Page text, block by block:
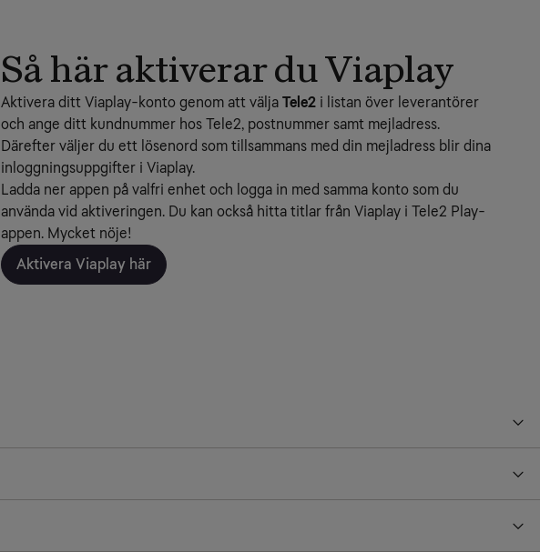
Så här aktiverar du Viaplay
Aktivera ditt Viaplay-konto genom att välja Tele2 i listan över leverantörer
och ange ditt kundnummer hos Tele2, postnummer samt mejladress.
Därefter väljer du ett lösenord som tillsammans med din mejladress blir dina
inloggningsuppgifter i Viaplay.
Ladda ner appen på valfri enhet och logga in med samma konto som du
använda vid aktiveringen. Du kan också hitta titlar från Viaplay i Tele2 Play-
appen. Mycket nöje!
Aktivera Viaplay här